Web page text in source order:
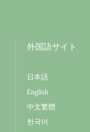
外国語サイト
日本語
English
中文繁體
한국어